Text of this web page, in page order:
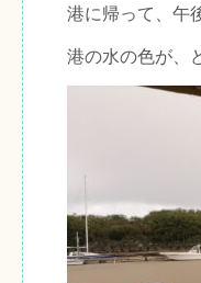
港に帰って、午
港の水の色が、